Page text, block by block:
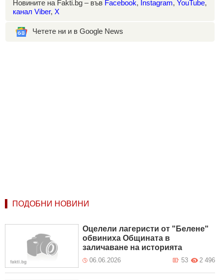
Новините на Fakti.bg – във Facebook, Instagram, YouTube,
канал Viber, X
Четете ни и в Google News
ПОДОБНИ НОВИНИ
Оцелели лагеристи от "Белене"
обвиниха Общината в
заличаване на историята
06.06.2026 2 496
53